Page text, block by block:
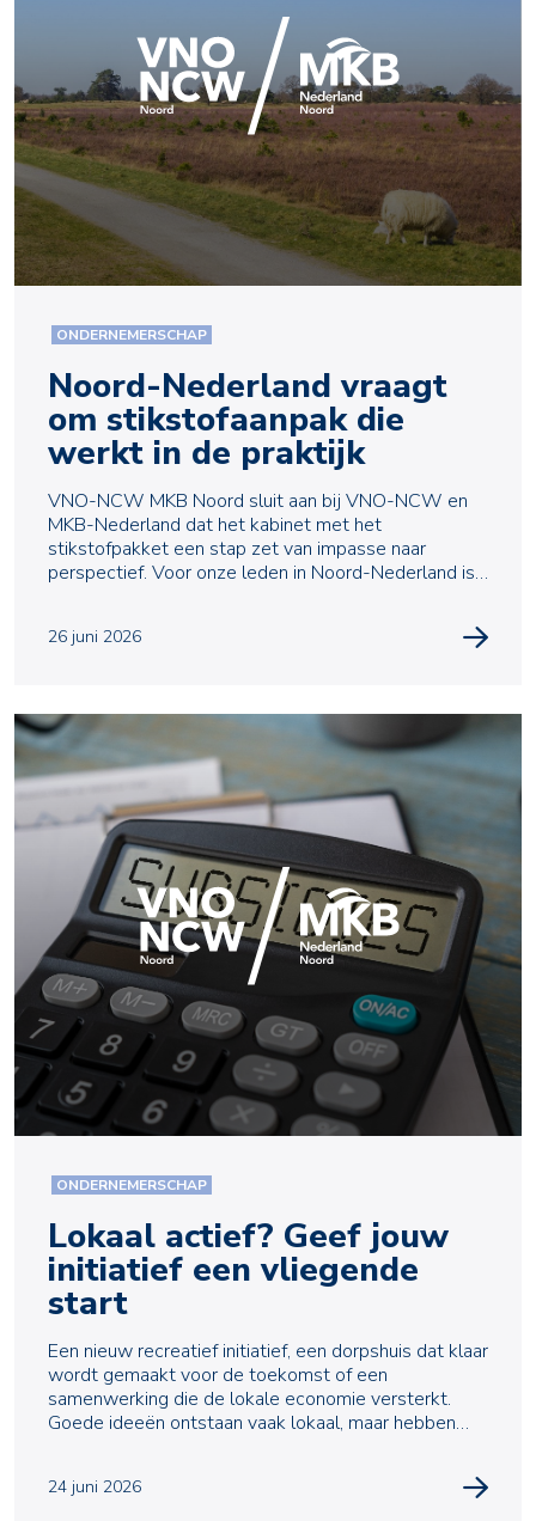
ONDERNEMERSCHAP
Noord-Nederland vraagt
om stikstofaanpak die
werkt in de praktijk
VNO-NCW MKB Noord sluit aan bij VNO-NCW en
MKB-Nederland dat het kabinet met het
stikstofpakket een stap zet van impasse naar
perspectief. Voor onze leden in Noord-Nederland is
26 juni 2026
ONDERNEMERSCHAP
Lokaal actief? Geef jouw
initiatief een vliegende
start
Een nieuw recreatief initiatief, een dorpshuis dat klaar
wordt gemaakt voor de toekomst of een
samenwerking die de lokale economie versterkt.
Goede ideeën ontstaan vaak lokaal, maar hebben
24 juni 2026